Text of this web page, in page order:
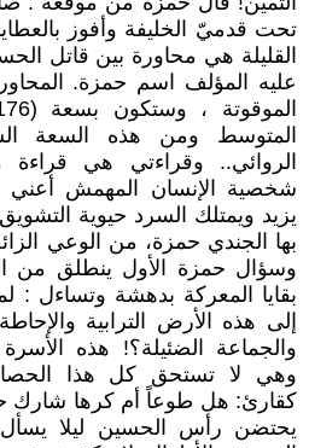
القليلة هي محاورة بين قاتل
عليه المؤلف اسم حمزة.
المتوسط ومن هذه السعة
الروائي.. وقراءتي هي
شخصية الإنسان المهمش أعني
يزيد ويمتلك السرد حيوية
بها الجندي حمزة، من الوعي
وسؤال حمزة الأول ينطلق من
بقايا المعركة بدهشة وتساءل :
إلى هذه الأرض الترابية
والجماعة الضئيلة؟! هذه
وهي لا تستحق كل هذا
كقارئ: هل طوعاً أم كرها شارك
يحتضن رأس الحسين ليلا